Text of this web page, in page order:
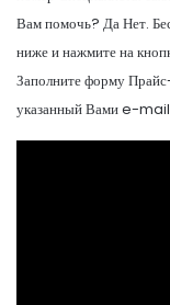
Вам помочь? Да Нет.
ниже и нажмите на
Заполните форму
указанный Вами e-